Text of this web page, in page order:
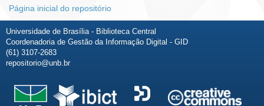
Página inicial do repositório
Universidade de Brasília - Biblioteca Central
Coordenadoria de Gestão da Informação Digital - GID
(61) 3107-2683
repositorio@unb.br